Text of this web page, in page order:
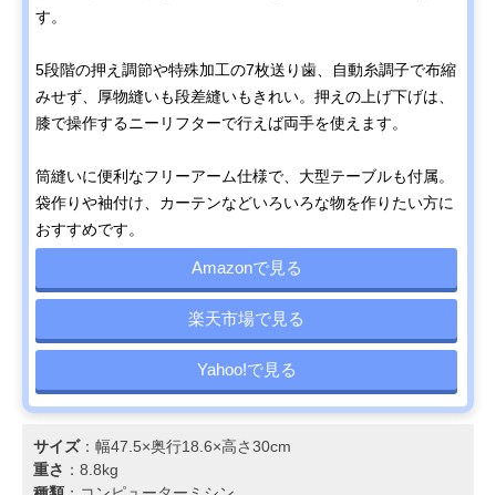
す。
5段階の押え調節や特殊加工の7枚送り歯、自動糸調子で布縮
みせず、厚物縫いも段差縫いもきれい。押えの上げ下げは、
膝で操作するニーリフターで行えば両手を使えます。
筒縫いに便利なフリーアーム仕様で、大型テーブルも付属。
袋作りや袖付け、カーテンなどいろいろな物を作りたい方に
おすすめです。
Amazonで見る
楽天市場で見る
Yahoo!で見る
サイズ：幅47.5×奥行18.6×高さ30cm
重さ ：8.8kg